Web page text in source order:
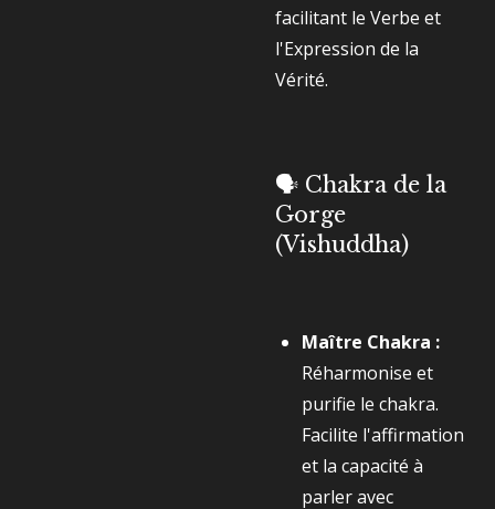
facilitant le Verbe et
l'Expression de la
Vérité.
🗣️ Chakra de la
Gorge
(Vishuddha)
Maître Chakra :
Réharmonise et
purifie le chakra.
Facilite l'affirmation
et la capacité à
parler avec